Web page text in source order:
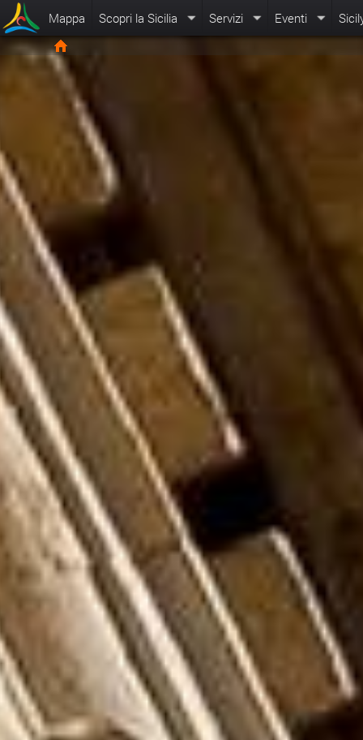
Mappa Scopri la Sicilia Servizi Eventi